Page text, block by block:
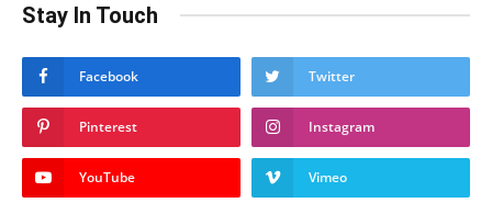
Stay In Touch
Facebook Twitter
Pinterest Instagram
YouTube Vimeo